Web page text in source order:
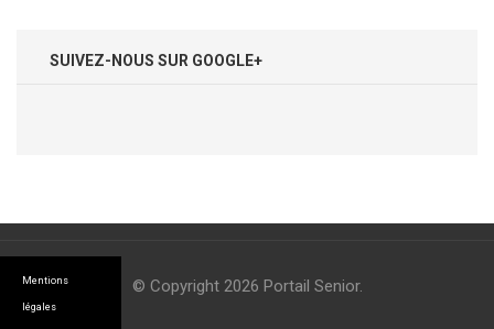
Mentions
légales
SUIVEZ-NOUS SUR GOOGLE+
© Copyright 2026 Portail Senior.